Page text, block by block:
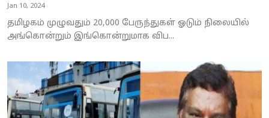
Jan 10, 2024
தமிழகம் முழுவதும் 20,000 பேருந்துகள் ஓடும் நிலையில்
அங்கொன்றும் இங்கொன்றுமாக விப...